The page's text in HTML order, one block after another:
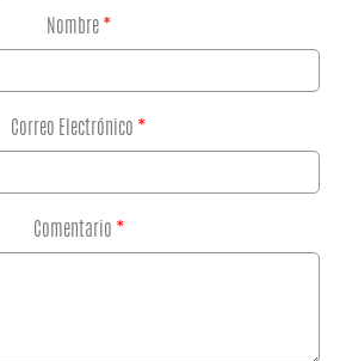
Nombre *
Correo Electrónico *
Comentario *